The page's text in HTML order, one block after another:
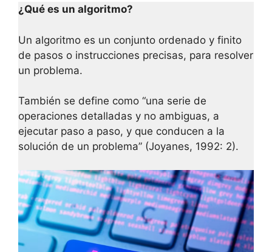
¿Qué es un algoritmo?
Un algoritmo es un conjunto ordenado y finito
de pasos o instrucciones precisas, para resolver
un problema.
También se define como “una serie de
operaciones detalladas y no ambiguas, a
ejecutar paso a paso, y que conducen a la
solución de un problema” (Joyanes, 1992: 2).